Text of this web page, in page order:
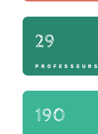
29
PROFESSEURS
190